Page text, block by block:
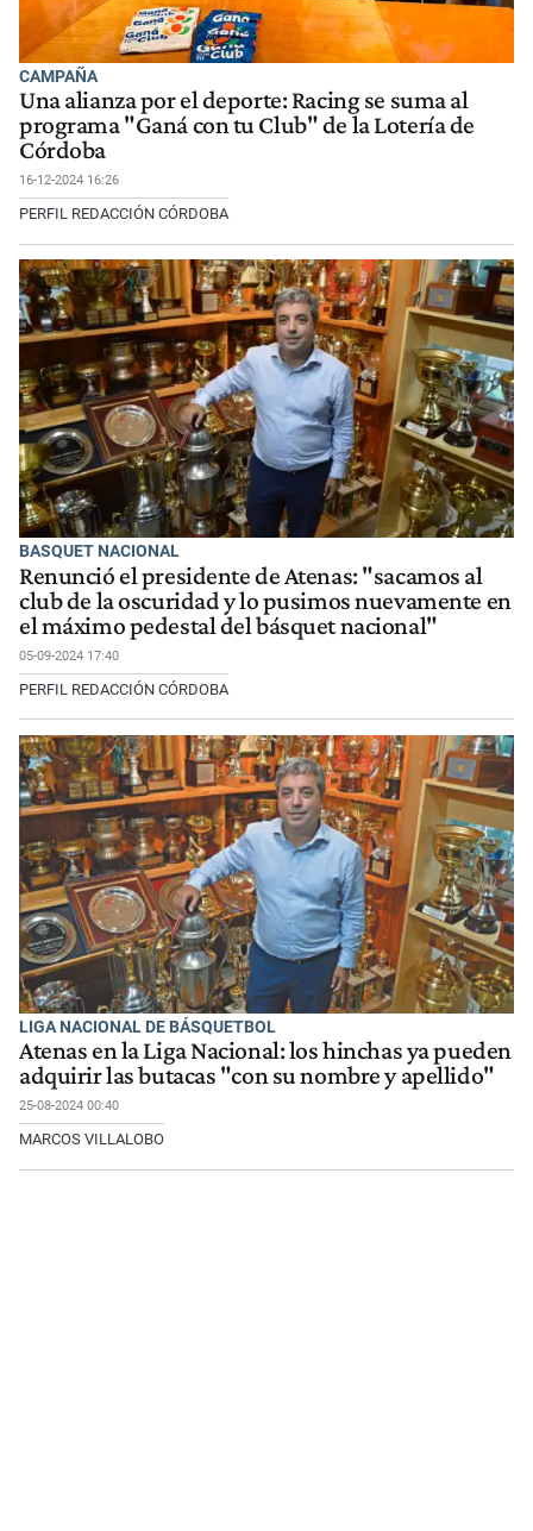
CAMPAÑA
Una alianza por el deporte: Racing se suma al
programa "Ganá con tu Club" de la Lotería de
Córdoba
16-12-2024 16:26
PERFIL REDACCIÓN CÓRDOBA
BASQUET NACIONAL
Renunció el presidente de Atenas: "sacamos al
club de la oscuridad y lo pusimos nuevamente en
el máximo pedestal del básquet nacional"
05-09-2024 17:40
PERFIL REDACCIÓN CÓRDOBA
LIGA NACIONAL DE BÁSQUETBOL
Atenas en la Liga Nacional: los hinchas ya pueden
adquirir las butacas "con su nombre y apellido"
25-08-2024 00:40
MARCOS VILLALOBO